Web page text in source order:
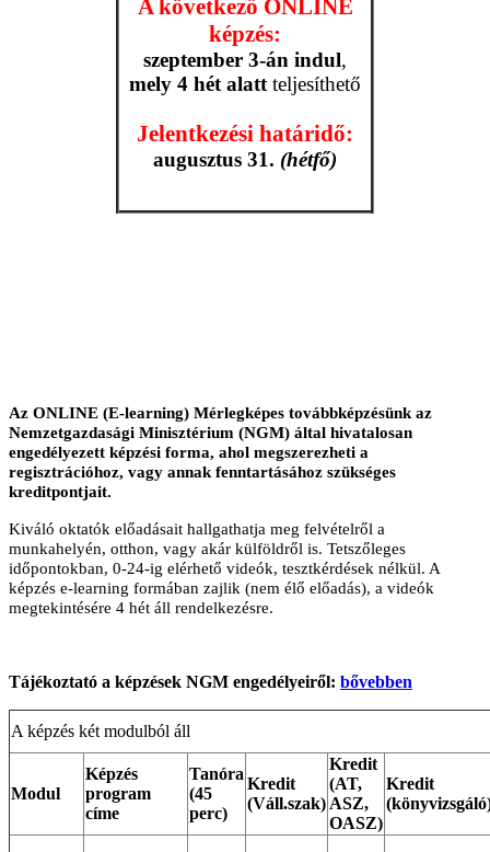
A következő ONLINE
képzés:
szeptember 3-án indul,
mely 4 hét alatt teljesíthető
Jelentkezési határidő:
augusztus 31. (hétfő)
Az ONLINE (E-learning) Mérlegképes továbbképzésünk az
Nemzetgazdasági Minisztérium (NGM) által hivatalosan
engedélyezett képzési forma, ahol megszerezheti a
regisztrációhoz, vagy annak fenntartásához szükséges
kreditpontjait.
Kiváló oktatók előadásait hallgathatja meg felvételről a
munkahelyén, otthon, vagy akár külföldről is. Tetszőleges
időpontokban, 0-24-ig elérhető videók, tesztkérdések nélkül. A
képzés e-learning formában zajlik (nem élő előadás), a videók
megtekintésére 4 hét áll rendelkezésre.
Tájékoztató a képzések NGM engedélyeiről: bővebben
A képzés két modulból áll
Modul
Képzés
program
címe
Tanóra
(45
perc)
Kredit
(Váll.szak)
Kredit
(AT,
ASZ,
OASZ)
Kredit